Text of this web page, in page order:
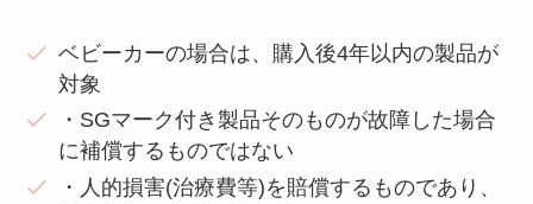
ベビーカーの場合は、購入後4年以内の製品が
対象
・SGマーク付き製品そのものが故障した場合
に補償するものではない
・人的損害(治療費等)を賠償するものであり、